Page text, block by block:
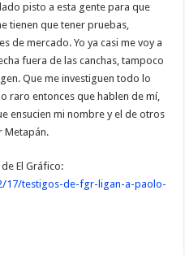
pisto a esta gente para que
tienen que tener pruebas,
de mercado. Yo ya casi me voy a
fuera de las canchas, tampoco
Que me investiguen todo lo
raro entonces que hablen de mí,
ensucien mi nombre y el de otros
Metapán.
El Gráfico:
17/testigos-de-fgr-ligan-a-paolo-